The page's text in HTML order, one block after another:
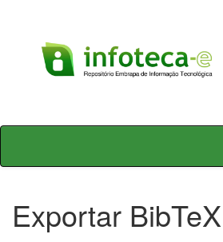
Skip
Exportar BibTeX